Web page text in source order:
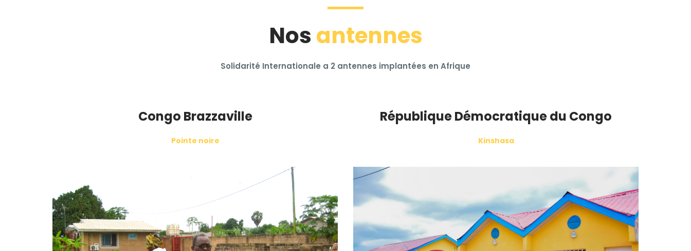
Nos antennes
Solidarité Internationale a 2 antennes implantées en Afrique
Congo Brazzaville
Pointe noire
République Démocratique du Congo
Kinshasa